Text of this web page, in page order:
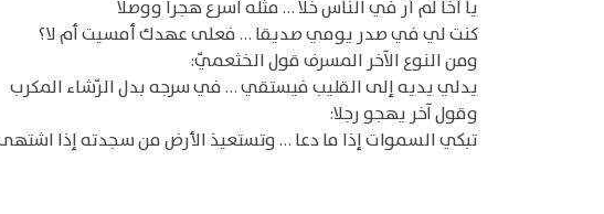
يا أخا لم أر في الناس خلّا … مثله أسرع هجرا ووصلا
كنت لي في صدر يومي صديقا … فعلى عهدك أمسيت أم لا؟
ومن النوع الآخر المسرف قول الخثعميّ:
يدلي يديه إلى القليب فيستقي … في سرجه بدل الرّشاء المكرب
وقول آخر يهجو رجلا:
تبكي السموات إذا ما دعا … وتستعيذ الأرض من سجدته إذا